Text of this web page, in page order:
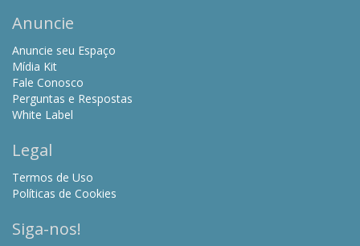
Anuncie
Anuncie seu Espaço
Mídia Kit
Fale Conosco
Perguntas e Respostas
White Label
Legal
Termos de Uso
Políticas de Cookies
Siga-nos!